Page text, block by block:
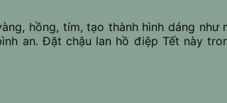
hồng, tím, tạo thành hình dáng như
an. Đặt chậu lan hồ điệp Tết này